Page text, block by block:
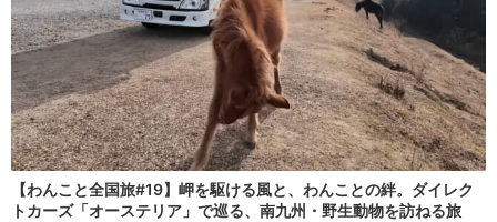
【わんこと全国旅#19】岬を駆ける風と、わんことの絆。ダイレク
トカーズ「オーステリア」で巡る、南九州・野生動物を訪ねる旅